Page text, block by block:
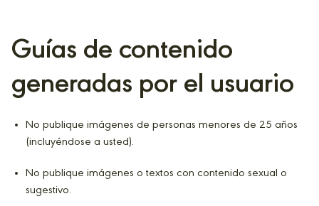
Guías de contenido
generadas por el usuario
No publique imágenes de personas menores de 25 años
(incluyéndose a usted).
No publique imágenes o textos con contenido sexual o
sugestivo.